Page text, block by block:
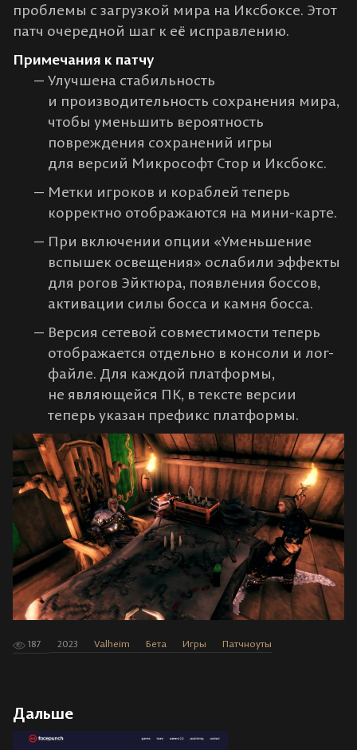
проблемы с загрузкой мира на Иксбоксе. Этот
патч очередной шаг к её исправлению.
Примечания к патчу
Улучшена стабильность
и производительность сохранения мира,
чтобы уменьшить вероятность
повреждения сохранений игры
для версий Микрософт Стор и Иксбокс.
Метки игроков и кораблей теперь
корректно отображаются на мини-карте.
При включении опции «Уменьшение
вспышек освещения» ослабили эффекты
для рогов Эйктюра, появления боссов,
активации силы босса и камня босса.
Версия сетевой совместимости теперь
отображается отдельно в консоли и лог-
файле. Для каждой платформы,
не являющейся ПК, в тексте версии
теперь указан префикс платформы.
187 2023 Valheim Бета Игры Патчноуты
Дальше